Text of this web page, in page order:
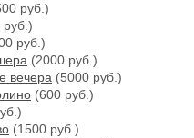
руб.)
руб.)
руб.)
(2000 руб.)
вечера (5000 руб.)
(600 руб.)
(1500 руб.)